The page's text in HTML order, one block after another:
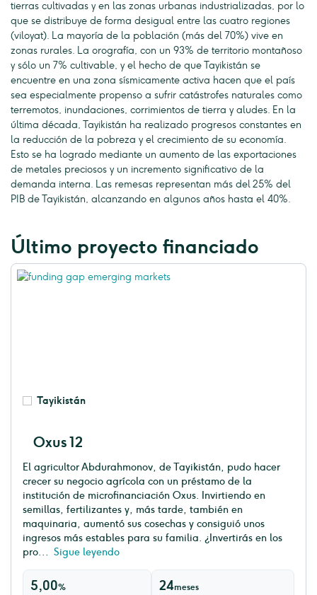
tierras cultivadas y en las zonas urbanas industrializadas, por lo
que se distribuye de forma desigual entre las cuatro regiones
(viloyat). La mayoría de la población (más del 70%) vive en
zonas rurales. La orografía, con un 93% de territorio montañoso
y sólo un 7% cultivable, y el hecho de que Tayikistán se
encuentre en una zona sísmicamente activa hacen que el país
sea especialmente propenso a sufrir catástrofes naturales como
terremotos, inundaciones, corrimientos de tierra y aludes. En la
última década, Tayikistán ha realizado progresos constantes en
la reducción de la pobreza y el crecimiento de su economía.
Esto se ha logrado mediante un aumento de las exportaciones
de metales preciosos y un incremento significativo de la
demanda interna. Las remesas representan más del 25% del
PIB de Tayikistán, alcanzando en algunos años hasta el 40%.
Último proyecto financiado
Tayikistán
Oxus 12
El agricultor Abdurahmonov, de Tayikistán, pudo hacer
crecer su negocio agrícola con un préstamo de la
institución de microfinanciación Oxus. Invirtiendo en
semillas, fertilizantes y, más tarde, también en
maquinaria, aumentó sus cosechas y consiguió unos
ingresos más estables para su familia. ¿Invertirás en los
pro... Sigue leyendo
5,00%
24meses